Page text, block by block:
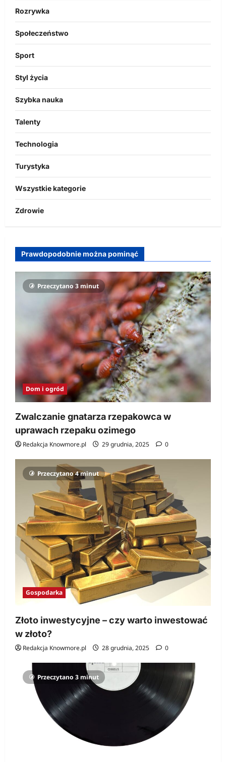
Rozrywka
Społeczeństwo
Sport
Styl życia
Szybka nauka
Talenty
Technologia
Turystyka
Wszystkie kategorie
Zdrowie
Prawdopodobnie można pominąć
Przeczytano 3 minut
Dom i ogród
Zwalczanie gnatarza rzepakowca w
uprawach rzepaku ozimego
Redakcja Knowmore.pl 29 grudnia, 2025 0
Przeczytano 4 minut
Gospodarka
Złoto inwestycyjne – czy warto inwestować
w złoto?
Redakcja Knowmore.pl 28 grudnia, 2025 0
Przeczytano 3 minut